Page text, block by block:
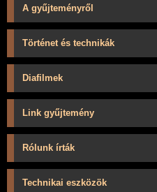
A gyűjteményről
Történet és technikák
Diafilmek
Link gyűjtemény
Rólunk írták
Technikai eszközök